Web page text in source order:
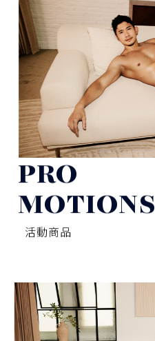
PRO
MOTIONS
活動商品